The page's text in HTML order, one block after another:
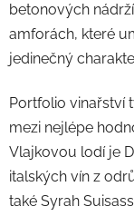
betonových
amforách, které
jedinečný
Portfolio vinařství
mezi nejlépe
Vlajkovou lodí je
italských vín z
také Syrah